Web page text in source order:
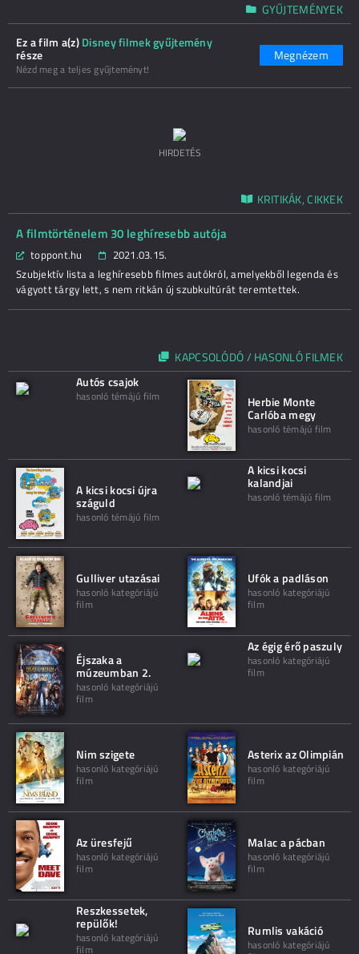
GYŰJTEMÉNYEK
Ez a film a(z)Disney filmek gyűjtemény
része
Nézd meg a teljes gyűjteményt!
Megnézem
HIRDETÉS
KRITIKÁK, CIKKEK
A filmtörténelem 30 leghíresebb autója
toppont.hu
2021.03.15.
Szubjektív lista a leghíresebb filmes autókról, amelyekből legenda és
vágyott tárgy lett, s nem ritkán új szubkultúrát teremtettek.
KAPCSOLÓDÓ / HASONLÓ FILMEK
Autós csajok
hasonló témájú film Herbie Monte
Carlóba megy
hasonló témájú film
A kicsi kocsi újra
száguld
hasonló témájú film
A kicsi kocsi
kalandjai
hasonló témájú film
Gulliver utazásai
hasonló kategóriájú
film
Ufók a padláson
hasonló kategóriájú
film
Éjszaka a
múzeumban 2.
hasonló kategóriájú
film
Az égig érő paszuly
hasonló kategóriájú
film
Nim szigete
hasonló kategóriájú
film
Asterix az Olimpián
hasonló kategóriájú
film
Az üresfejű
hasonló kategóriájú
film
Malac a pácban
hasonló kategóriájú
film
Reszkessetek,
repülők!
hasonló kategóriájú
film
Rumlis vakáció
hasonló kategóriájú